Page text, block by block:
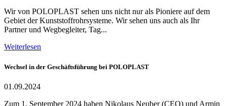
Wir von POLOPLAST sehen uns nicht nur als Pioniere auf dem
Gebiet der Kunststoffrohrsysteme. Wir sehen uns auch als Ihr
Partner und Wegbegleiter, Tag...
Weiterlesen
Wechsel in der Geschäftsführung bei POLOPLAST
01.09.2024
Zum 1. September 2024 haben Nikolaus Neuber (CEO) und Armin